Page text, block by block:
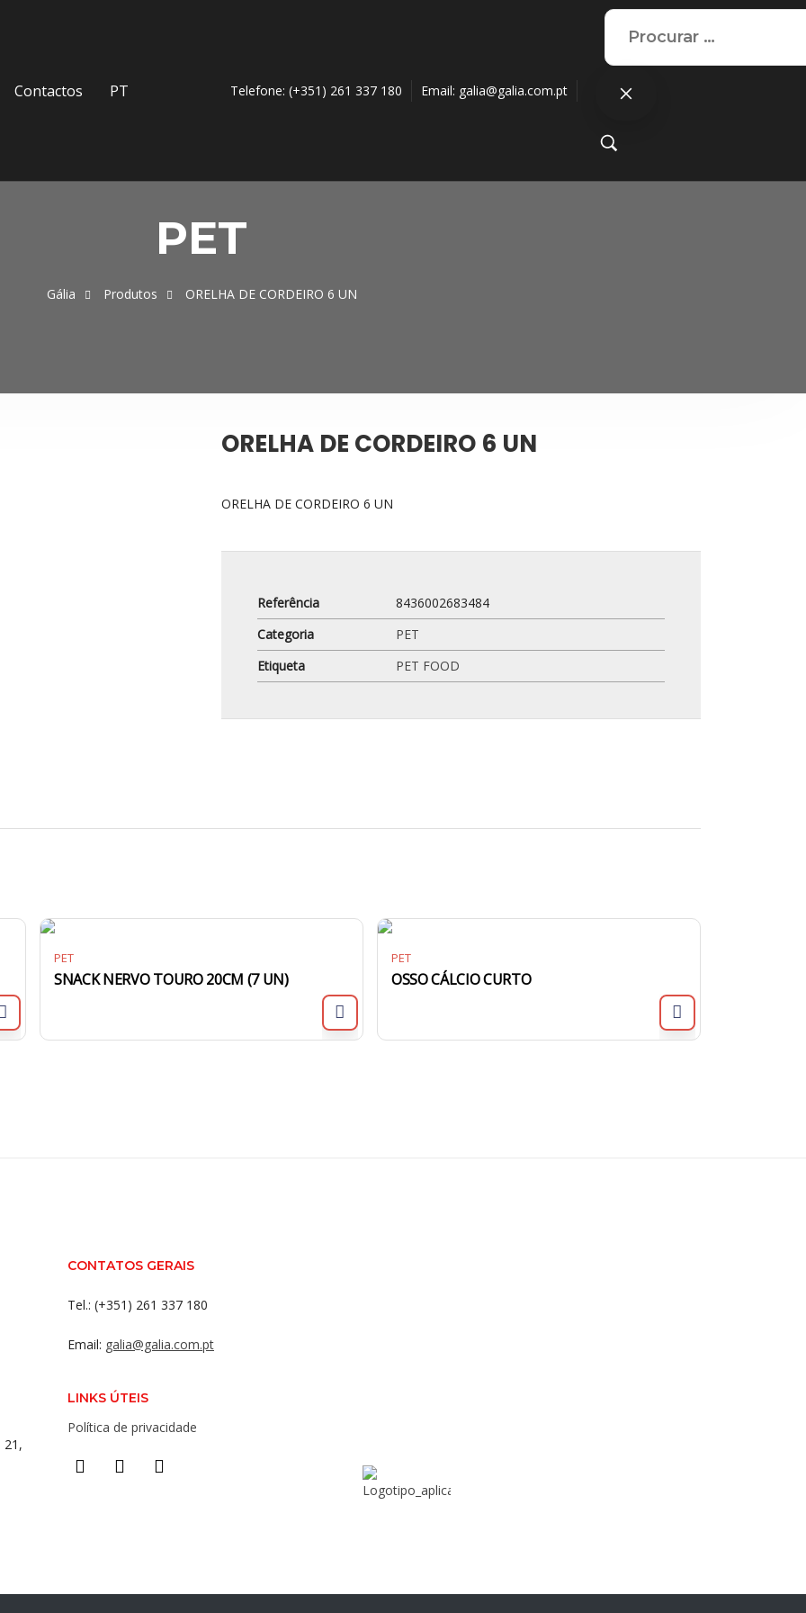
Contactos PT Telefone: (+351) 261 337 180 Email: galia@galia.com.pt
PET
Gália Produtos ORELHA DE CORDEIRO 6 UN
ORELHA DE CORDEIRO 6 UN
ORELHA DE CORDEIRO 6 UN
Referência
8436002683484
Categoria
PET
Etiqueta
PET FOOD
PET
SNACK NERVO TOURO 20CM (7 UN)
PET
OSSO CÁLCIO CURTO
21,
CONTATOS GERAIS
Tel.: (+351) 261 337 180
Email: galia@galia.com.pt
LINKS ÚTEIS
Política de privacidade